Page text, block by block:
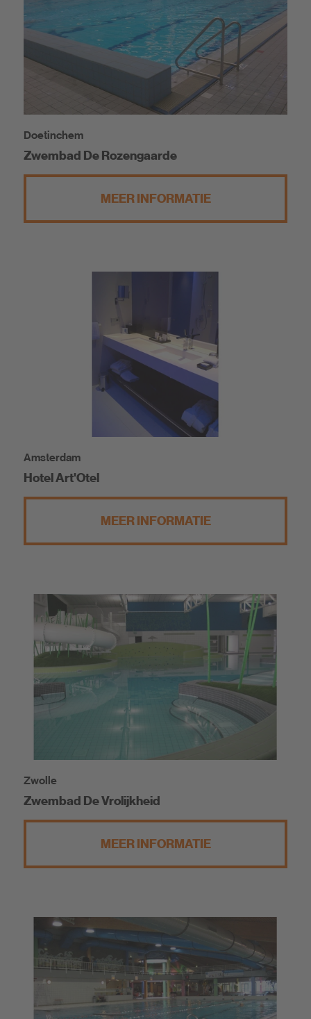
Doetinchem
Zwembad De Rozengaarde
MEER INFORMATIE
Amsterdam
Hotel Art'Otel
MEER INFORMATIE
Zwolle
Zwembad De Vrolijkheid
MEER INFORMATIE